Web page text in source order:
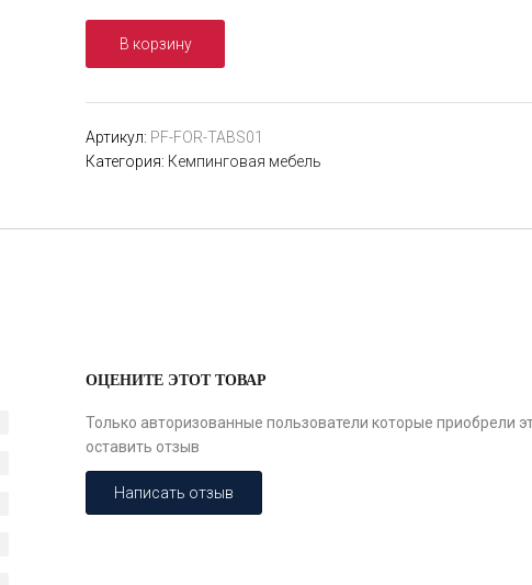
В корзину
Артикул: PF-FOR-TABS01
Категория: Кемпинговая мебель
ОЦЕНИТЕ ЭТОТ ТОВАР
Только авторизованные пользователи которые приобрели
оставить отзыв
Написать отзыв